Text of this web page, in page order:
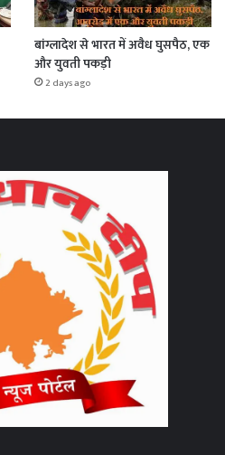
बांग्लादेश से भारत में अवैध घुसपैठ, एक
और युवती पकड़ी
2 days ago